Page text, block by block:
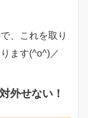
、これを取り
ます(^o^)／
外せない！